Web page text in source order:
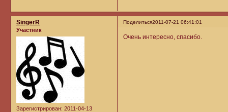
Поделиться2011-07-21 06:41:01
SingerR
Участник
Зарегистрирован: 2011-04-13
Очень интересно, спасибо.